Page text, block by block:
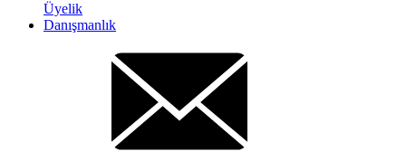
Üyelik
Danışmanlık